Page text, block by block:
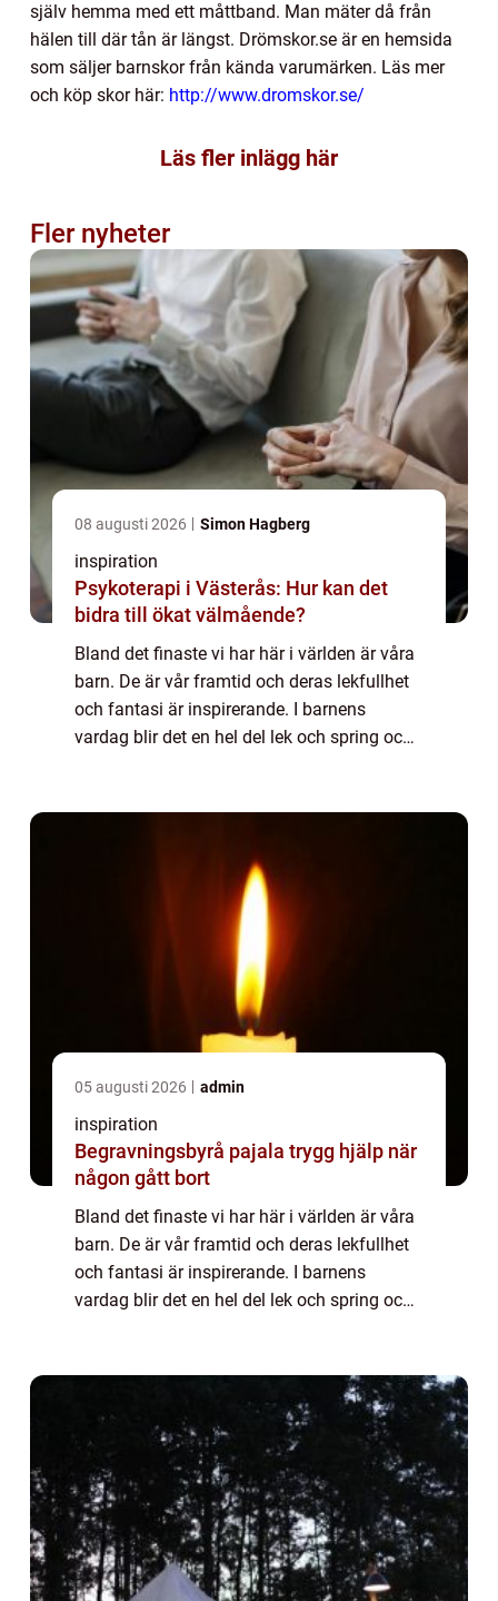
själv hemma med ett måttband. Man mäter då från
hälen till där tån är längst. Drömskor.se är en hemsida
som säljer barnskor från kända varumärken. Läs mer
och köp skor här: http://www.dromskor.se/
Läs fler inlägg här
Fler nyheter
08 augusti 2026 Simon Hagberg
inspiration
Psykoterapi i Västerås: Hur kan det
bidra till ökat välmående?
Bland det finaste vi har här i världen är våra
barn. De är vår framtid och deras lekfullhet
och fantasi är inspirerande. I barnens
vardag blir det en hel del lek och spring och
05 augusti 2026 admin
inspiration
Begravningsbyrå pajala trygg hjälp när
någon gått bort
Bland det finaste vi har här i världen är våra
barn. De är vår framtid och deras lekfullhet
och fantasi är inspirerande. I barnens
vardag blir det en hel del lek och spring och